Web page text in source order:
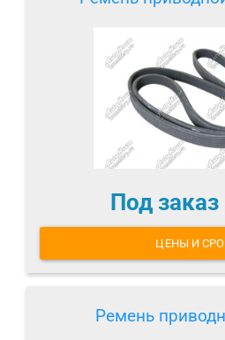
Под заказ
ЦЕНЫ И
Ремень